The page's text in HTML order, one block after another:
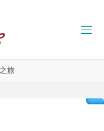
旅